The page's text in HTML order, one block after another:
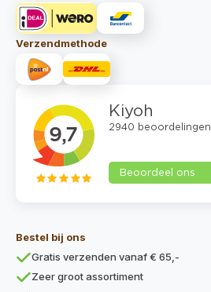
Verzendmethode
Bestel bij ons
Gratis verzenden vanaf € 65,-
Zeer groot assortiment